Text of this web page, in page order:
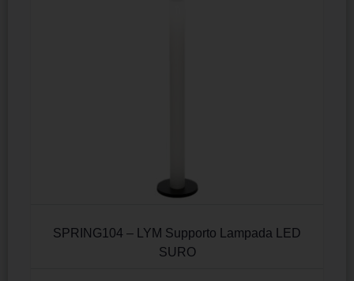
SPRING104 – LYM Supporto Lampada LED
SURO